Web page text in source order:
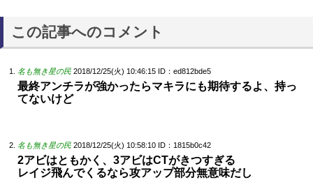
この記事へのコメント
名も無き星の民 2018/12/25(火) 10:46:15 ID：ed812bde5
最終アンチラが強かったらマキラにも期待するよ、持っ
てないけど
名も無き星の民 2018/12/25(火) 10:58:10 ID：1815b0c42
2アビはともかく、3アビはCTがきつすぎる
レイジ飛んでくるなら攻アップ部分無意味だし